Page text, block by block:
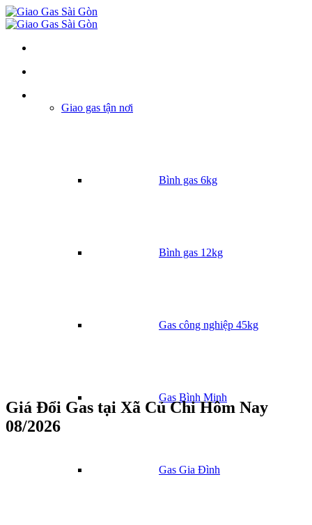
Giao gas tận nơi
Bình gas 6kg
Bình gas 12kg
Gas công nghiệp 45kg
Gas Bình Minh
Gas Gia Đình
Giá Đổi Gas tại Xã Củ Chi Hôm Nay
08/2026